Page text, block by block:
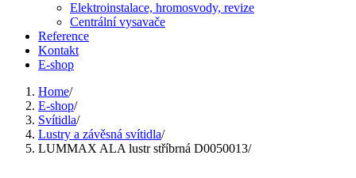
Elektroinstalace, hromosvody, revize
Centrální vysavače
Reference
Kontakt
E-shop
Home/
E-shop/
Svítidla/
Lustry a závěsná svítidla/
LUMMAX ALA lustr stříbrná D0050013/